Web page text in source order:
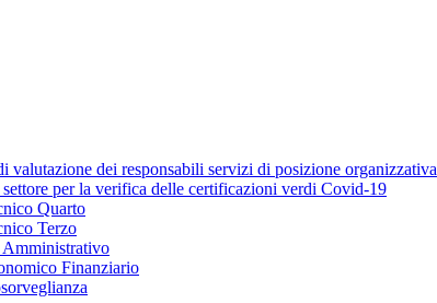
valutazione dei responsabili servizi di posizione organizzativa
per la verifica delle certificazioni verdi Covid-19
Quarto
Terzo
Amministrativo
Finanziario